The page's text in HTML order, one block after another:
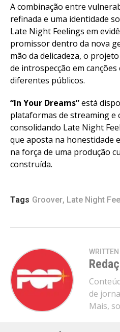
A combinação entre
refinada e uma identidade
Late Night Feelings em
promissor dentro da nova
mão da delicadeza, o
de introspecção em
diferentes públicos.
“In Your Dreams”está
plataformas de streaming e
consolidando Late Night
que aposta na honestidade
na força de uma produção
construída.
Tags Groover, Late Night
de
Mais,